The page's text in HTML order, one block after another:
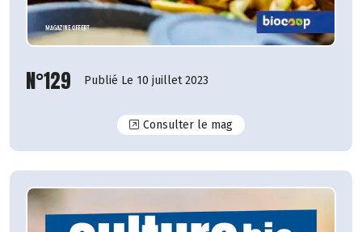
N°129 Publié Le 10 juillet 2023
Consulter le magN°129